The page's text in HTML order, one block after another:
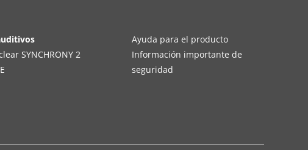
SYNCHRONY 2
Ayuda para el producto
Información importante de
seguridad